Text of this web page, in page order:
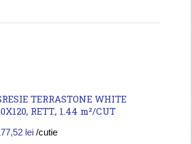
TERRASTONE WHITE
RETT., 1.44 m²/CUT
lei /cutie